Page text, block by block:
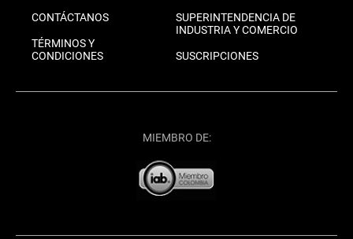
CONTÁCTANOS
TÉRMINOS Y
CONDICIONES
SUPERINTENDENCIA DE
INDUSTRIA Y COMERCIO
SUSCRIPCIONES
MIEMBRO DE: